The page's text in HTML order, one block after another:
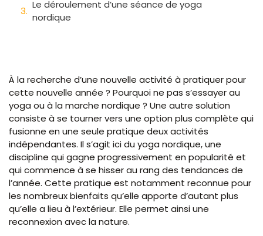
Le déroulement d’une séance de yoga
nordique
À la recherche d’une nouvelle activité à pratiquer pour
cette nouvelle année ? Pourquoi ne pas s’essayer au
yoga ou à la marche nordique ? Une autre solution
consiste à se tourner vers une option plus complète qui
fusionne en une seule pratique deux activités
indépendantes. Il s’agit ici du yoga nordique, une
discipline qui gagne progressivement en popularité et
qui commence à se hisser au rang des tendances de
l’année. Cette pratique est notamment reconnue pour
les nombreux bienfaits qu’elle apporte d’autant plus
qu’elle a lieu à l’extérieur. Elle permet ainsi une
reconnexion avec la nature.